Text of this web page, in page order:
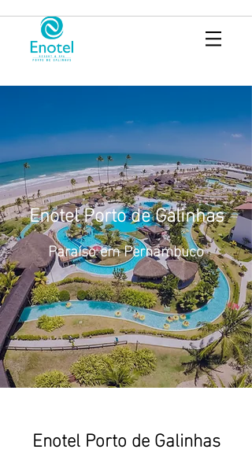
Enotel Porto de Galinhas
Paraíso em Pernambuco
Enotel Porto de Galinhas